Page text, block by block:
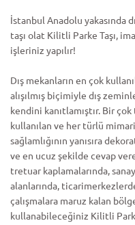
İstanbul Anadolu yakasında
taşı olat Kilitli Parke Taşı,
işleriniz yapılır!
Dış mekanların en çok
alışılmış biçimiyle dış
kendini kanıtlamıştır. Bir
kullanılan ve her türlü
sağlamlığının yanısıra
ve en ucuz şekilde cevap
tretuar kaplamalarında,
alanlarında,
çalışmalara maruz kalan
kullanabileceğiniz Kilitli